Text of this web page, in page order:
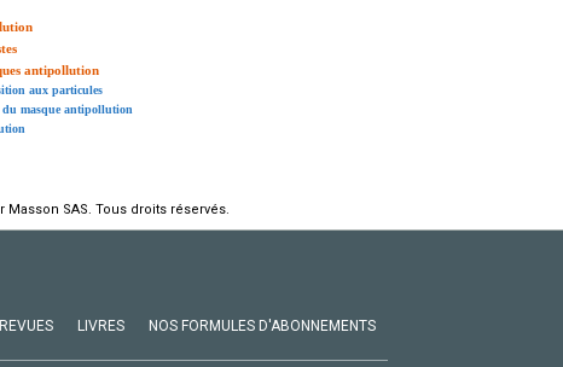
antipollution
aux particules
du masque antipollution
Masson SAS. Tous droits réservés.
REVUES LIVRES NOS FORMULES D'ABONNEMENTS